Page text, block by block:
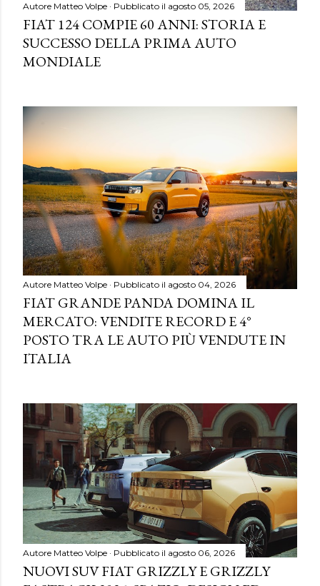
Autore Matteo Volpe Pubblicato il agosto 05, 2026
FIAT 124 COMPIE 60 ANNI: STORIA E
SUCCESSO DELLA PRIMA AUTO
MONDIALE
Autore Matteo Volpe Pubblicato il agosto 04, 2026
FIAT GRANDE PANDA DOMINA IL
MERCATO: VENDITE RECORD E 4°
POSTO TRA LE AUTO PIÙ VENDUTE IN
ITALIA
Autore Matteo Volpe Pubblicato il agosto 06, 2026
NUOVI SUV FIAT GRIZZLY E GRIZZLY